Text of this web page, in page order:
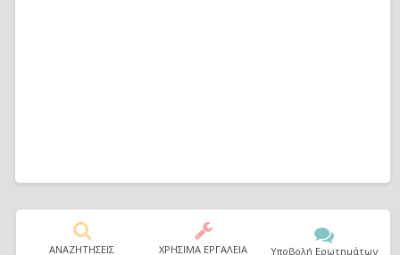
ΑΝΑΖΗΤΗΣΕΙΣ ΧΡΗΣΙΜΑ ΕΡΓΑΛΕΙΑ Υποβολή Ερωτημάτων